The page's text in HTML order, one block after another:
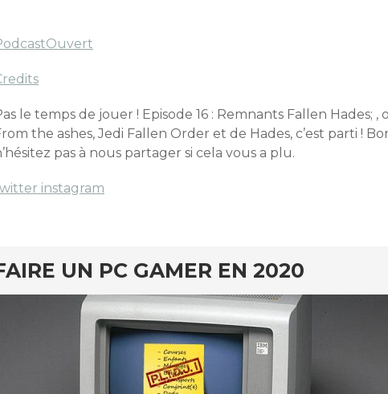
le temps de jouer ! Episode 16 : Remnants Fallen Hades;
the ashes, Jedi Fallen Order et de Hades, c’est parti !
pas à nous partager si cela vous a plu.
instagram
UN PC GAMER EN 2020